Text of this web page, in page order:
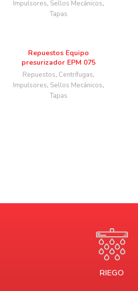
Impulsores, Sellos Mecánicos,
Tapas
Repuestos Equipo
presurizador EPM 075
Repuestos, Centrífugas,
Impulsores, Sellos Mecánicos,
Tapas
RIEGO